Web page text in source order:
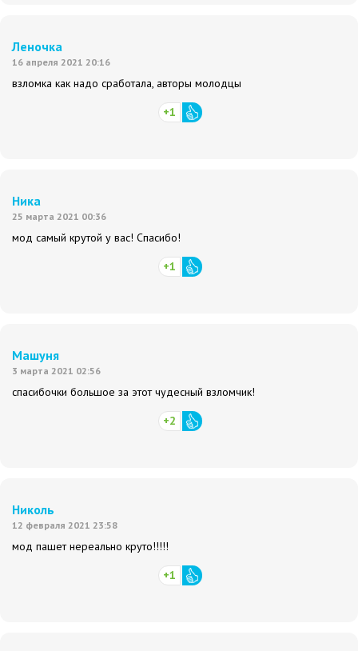
Леночка
16 апреля 2021 20:16
взломка как надо сработала, авторы молодцы
+1
Ника
25 марта 2021 00:36
мод самый крутой у вас! Спасибо!
+1
Машуня
3 марта 2021 02:56
спасибочки большое за этот чудесный взломчик!
+2
Николь
12 февраля 2021 23:58
мод пашет нереально круто!!!!!
+1